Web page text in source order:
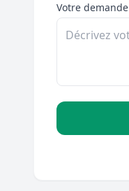
Votre demande